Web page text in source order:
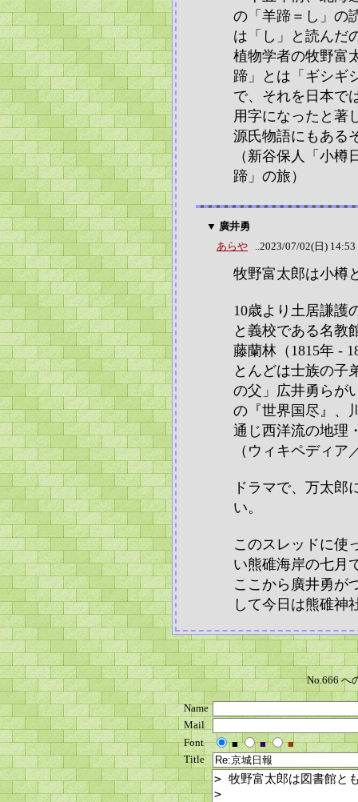
の「羊蹄＝し」の
は「し」と読んだ
植物学者の牧野富
蹄」とは「ギシギ
で、それを日本で
用字になったと著
源氏物語にもある
（新谷保人「小
蹄」の旅）
▼ 廣井勇
あらや ..2023/07/02(日)
牧野富太郎は小樽
10歳より土居謙護
と義校である名教
藤蘭林（1815年 -
とんどは士族の子
の父」広井勇らが
の『世界国尽』、
通じ西洋流の地理
（ウィキペディア
ドラマで、万太郎
い。
このスレッドに使
い熊碓海岸の七月
ここから廣井勇が
して今日は熊碓神
No.666 へ
Name
Mail
Font
■ ■
■
Title